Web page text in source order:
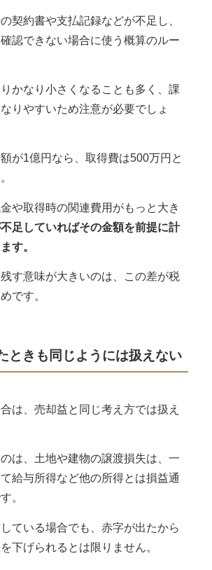
契約書や支払記録などが不足し、
認できない場合に使う概算のルー
かなり小さくなることも多く、課
りやすいため注意が必要でしょ
が1億円なら、取得費は500万円と
や取得時の関連費用がもっと大き
足していればその金額を前提に計
す。
す意味が大きいのは、この差が税
です。
ときも同じようには扱えない
は、売却益と同じ考え方では扱え
は、土地や建物の譲渡損失は、一
給与所得など他の所得とは損益通
。
ている場合でも、赤字が出たから
下げられるとは限りません。